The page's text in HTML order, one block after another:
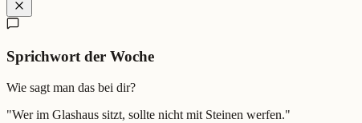
Sprichwort der Woche
Wie sagt man das bei dir?
"Wer im Glashaus sitzt, sollte nicht mit Steinen werfen."